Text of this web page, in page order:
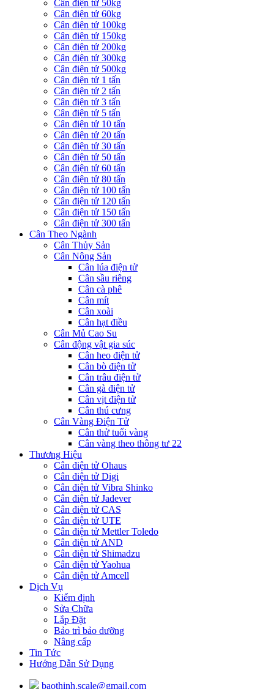
Cân điện tử 50kg
Cân điện tử 60kg
Cân điện tử 100kg
Cân điện tử 150kg
Cân điện tử 200kg
Cân điện tử 300kg
Cân điện tử 500kg
Cân điện tử 1 tấn
Cân điện tử 2 tấn
Cân điện tử 3 tấn
Cân điện tử 5 tấn
Cân điện tử 10 tấn
Cân điện tử 20 tấn
Cân điện tử 30 tấn
Cân điện tử 50 tấn
Cân điện tử 60 tấn
Cân điện tử 80 tấn
Cân điện tử 100 tấn
Cân điện tử 120 tấn
Cân điện tử 150 tấn
Cân điện tử 300 tấn
Cân Theo Ngành
Cân Thủy Sản
Cân Nông Sản
Cân lúa điện tử
Cân sầu riêng
Cân cà phê
Cân mít
Cân xoài
Cân hạt điều
Cân Mủ Cao Su
Cân động vật gia súc
Cân heo điện tử
Cân bò điện tử
Cân trâu điện tử
Cân gà điện tử
Cân vịt điện tử
Cân thú cưng
Cân Vàng Điện Tử
Cân thử tuổi vàng
Cân vàng theo thông tư 22
Thương Hiệu
Cân điện tử Ohaus
Cân điện tử Digi
Cân điện tử Vibra Shinko
Cân điện tử Jadever
Cân điện tử CAS
Cân điện tử UTE
Cân điện tử Mettler Toledo
Cân điện tử AND
Cân điện tử Shimadzu
Cân điện tử Yaohua
Cân điện tử Amcell
Dịch Vụ
Kiểm định
Sửa Chữa
Lắp Đặt
Bảo trì bảo dưỡng
Nâng cấp
Tin Tức
Hướng Dẫn Sử Dụng
baothinh.scale@gmail.com